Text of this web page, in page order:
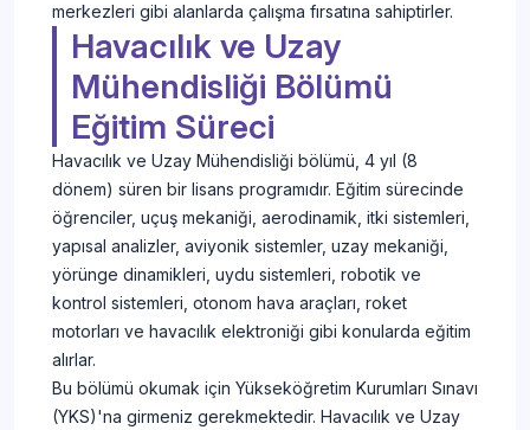
merkezleri gibi alanlarda çalışma fırsatına sahiptirler.
Havacılık ve Uzay
Mühendisliği Bölümü
Eğitim Süreci
Havacılık ve Uzay Mühendisliği bölümü, 4 yıl (8
dönem) süren bir lisans programıdır. Eğitim sürecinde
öğrenciler, uçuş mekaniği, aerodinamik, itki sistemleri,
yapısal analizler, aviyonik sistemler, uzay mekaniği,
yörünge dinamikleri, uydu sistemleri, robotik ve
kontrol sistemleri, otonom hava araçları, roket
motorları ve havacılık elektroniği gibi konularda eğitim
alırlar.
Bu bölümü okumak için Yükseköğretim Kurumları Sınavı
(YKS)'na girmeniz gerekmektedir. Havacılık ve Uzay